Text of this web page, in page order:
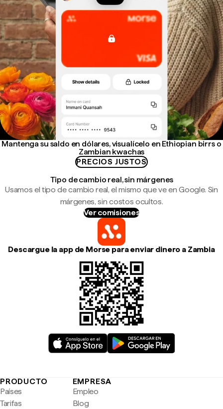
Mantenga su saldo en dólares, visualícelo en Ethiopian birrs o
Zambian kwachas
PRECIOS JUSTOS
Tipo de cambio real, sin márgenes
Usamos el tipo de cambio real, el mismo que ve en Google. Sin
márgenes, sin costos ocultos.
Ver comisiones
Descargue la app de Morse para enviar dinero a Zambia
PRODUCTO
Países
Tarifas
EMPRESA
Empleo
Blog